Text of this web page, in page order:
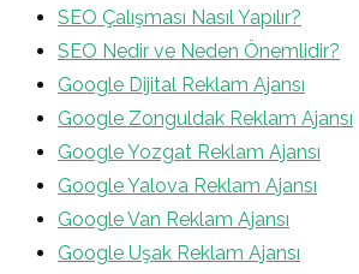
SEO Çalışması Nasıl Yapılır?
SEO Nedir ve Neden Önemlidir?
Google Dijital Reklam Ajansı
Google Zonguldak Reklam Ajansı
Google Yozgat Reklam Ajansı
Google Yalova Reklam Ajansı
Google Van Reklam Ajansı
Google Uşak Reklam Ajansı